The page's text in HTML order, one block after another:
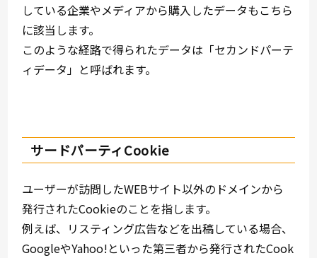
している企業やメディアから購入したデータもこちら
に該当します。
このような経路で得られたデータは「セカンドパーテ
ィデータ」と呼ばれます。
サードパーティCookie
ユーザーが訪問したWEBサイト以外のドメインから
発行されたCookieのことを指します。
例えば、リスティング広告などを出稿している場合、
GoogleやYahoo!といった第三者から発行されたCook